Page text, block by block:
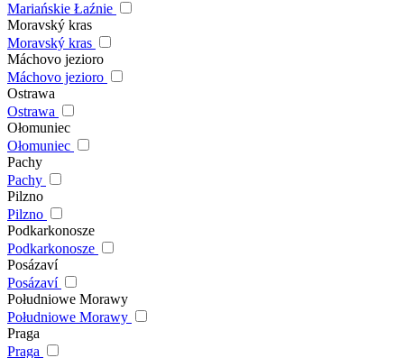
Mariańskie Łaźnie
Moravský kras
Moravský kras
Máchovo jezioro
Máchovo jezioro
Ostrawa
Ostrawa
Ołomuniec
Ołomuniec
Pachy
Pachy
Pilzno
Pilzno
Podkarkonosze
Podkarkonosze
Posázaví
Posázaví
Południowe Morawy
Południowe Morawy
Praga
Praga